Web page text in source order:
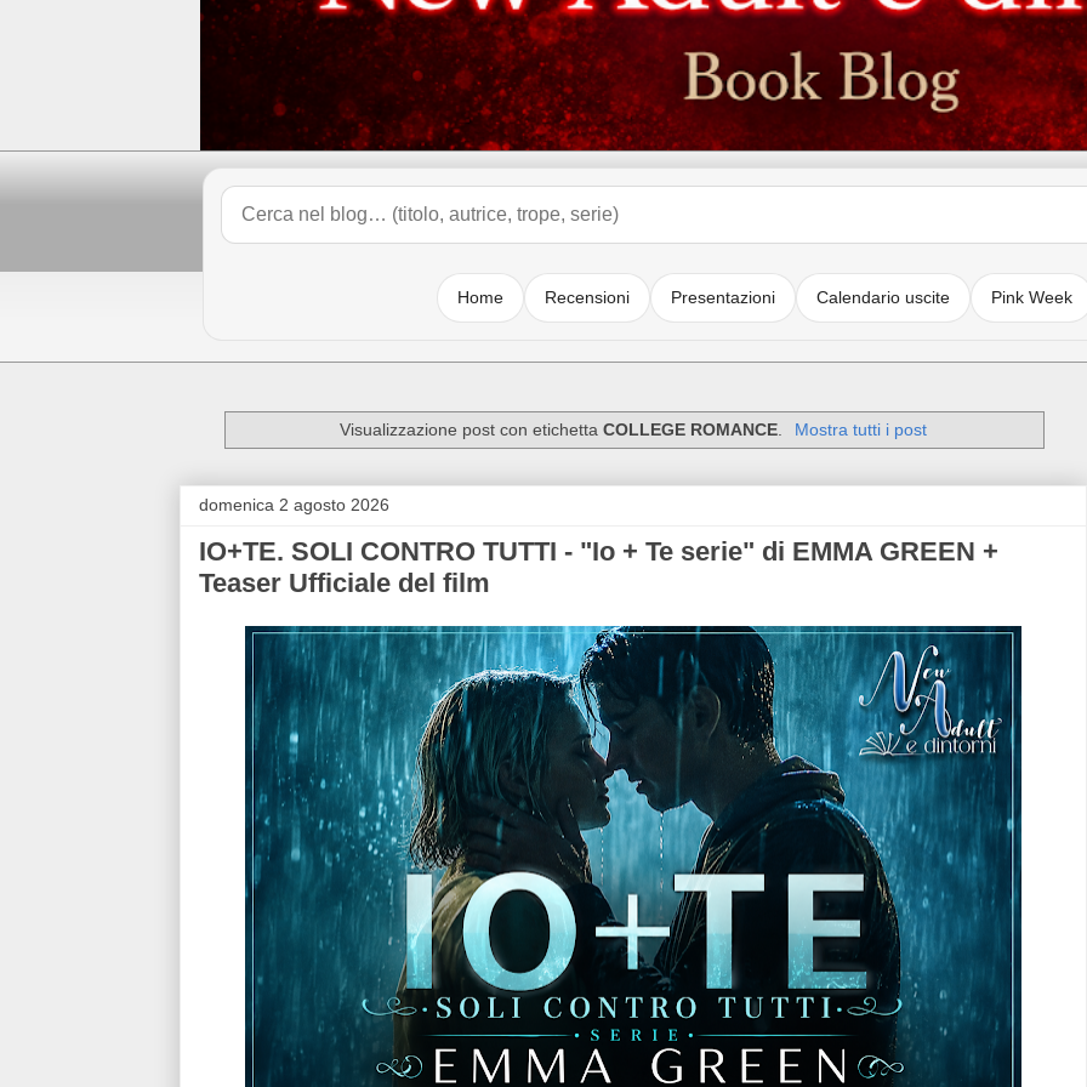
Home Recensioni Presentazioni Calendario uscite Pink Week
Visualizzazione post con etichettaCOLLEGE ROMANCE Mostra tutti i post
domenica 2 agosto 2026
IO+TE. SOLI CONTRO TUTTI - "Io + Te serie" di EMMA GREEN +
Teaser Ufficiale del film